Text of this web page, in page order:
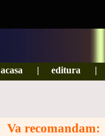
ACASA | EDITURA |
acasa | editura |
Va recomandam: